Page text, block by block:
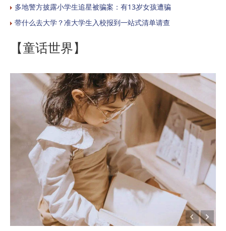
多地警方披露小学生追星被骗案：有13岁女孩遭骗
带什么去大学？准大学生入校报到一站式清单请查
【童话世界】